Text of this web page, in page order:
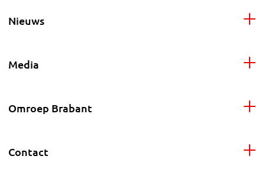
Nieuws
Media
Omroep Brabant
Contact